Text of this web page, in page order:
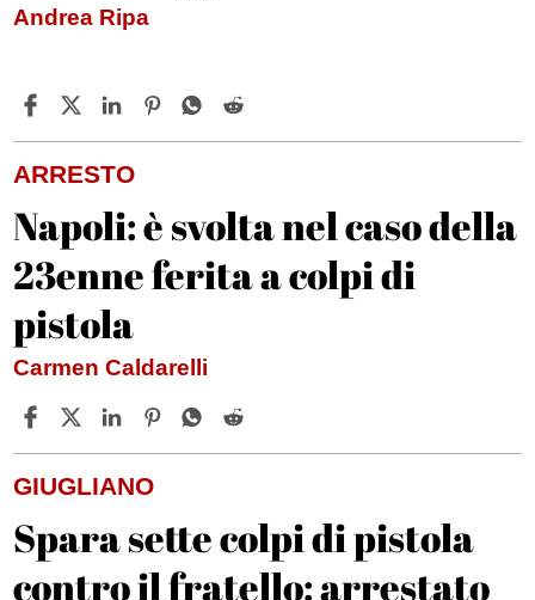
Andrea Ripa
ARRESTO
Napoli: è svolta nel caso della
23enne ferita a colpi di
pistola
Carmen Caldarelli
GIUGLIANO
Spara sette colpi di pistola
contro il fratello: arrestato